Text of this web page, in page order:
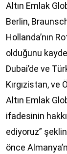
Altın Emlak
Berlin,
Hollanda’nın
olduğunu
Dubai’de ve
Kırgızistan, ve
Altın Emlak
ifadesinin
ediyoruz”
önce